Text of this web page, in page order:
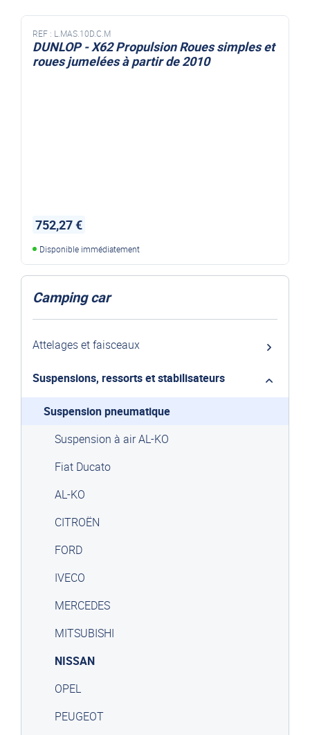
REF : L.MAS.10D.C.M
DUNLOP - X62 Propulsion Roues simples et
roues jumelées à partir de 2010
752,27 €
Disponible immédiatement
Camping car
Attelages et faisceaux
Suspensions, ressorts et stabilisateurs
Suspension pneumatique
Suspension à air AL-KO
Fiat Ducato
AL-KO
CITROËN
FORD
IVECO
MERCEDES
MITSUBISHI
NISSAN
OPEL
PEUGEOT